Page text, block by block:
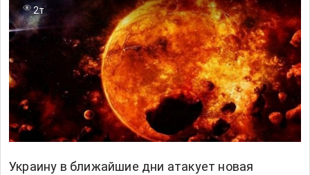
2т
Украину в ближайшие дни атакует новая